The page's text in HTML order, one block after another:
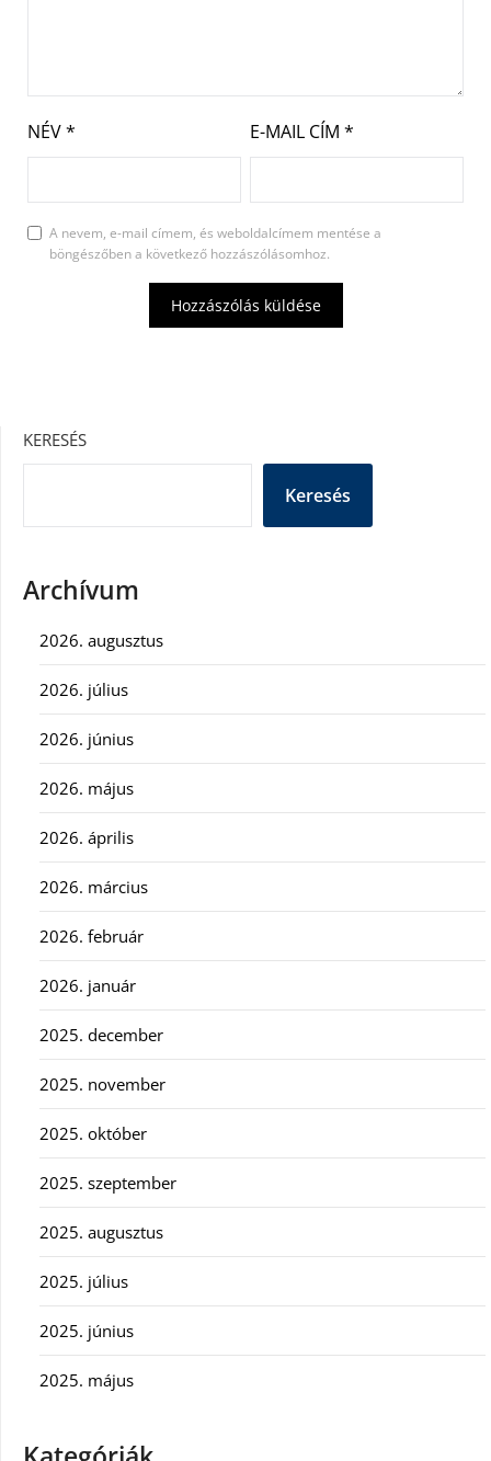
NÉV* E-MAIL CÍM *
A nevem, e-mail címem, és weboldalcímem mentése a
böngészőben a következő hozzászólásomhoz.
KERESÉS
Keresés
Archívum
2026. augusztus
2026. július
2026. június
2026. május
2026. április
2026. március
2026. február
2026. január
2025. december
2025. november
2025. október
2025. szeptember
2025. augusztus
2025. július
2025. június
2025. május